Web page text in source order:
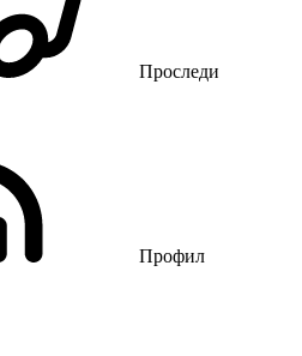
Проследи
Профил